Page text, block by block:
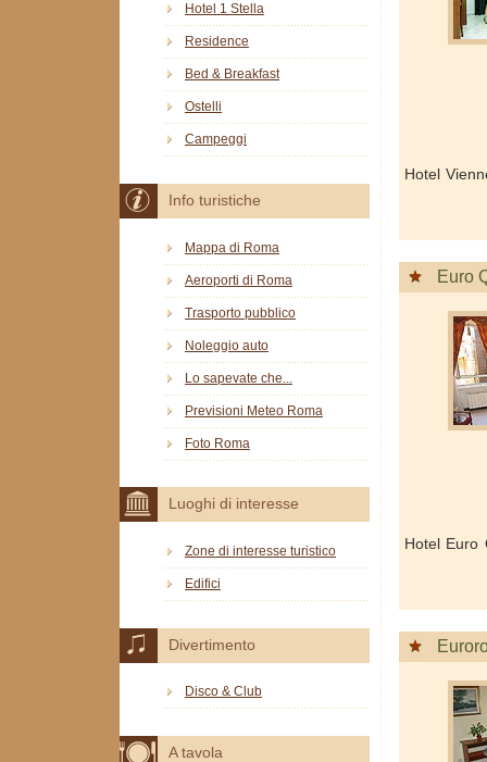
Hotel
Euro
Hotel Euro
Hotel 1 Stella
Residence
Bed & Breakfast
Ostelli
Campeggi
Info turistiche
Mappa di Roma
Aeroporti di Roma
Trasporto pubblico
Noleggio auto
Lo sapevate che...
Previsioni Meteo Roma
Foto Roma
Luoghi di interesse
Zone di interesse turistico
Edifici
Divertimento
Disco & Club
A tavola